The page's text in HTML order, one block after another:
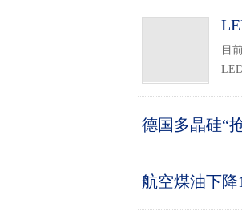
目
德国多晶硅“
航空煤油下降